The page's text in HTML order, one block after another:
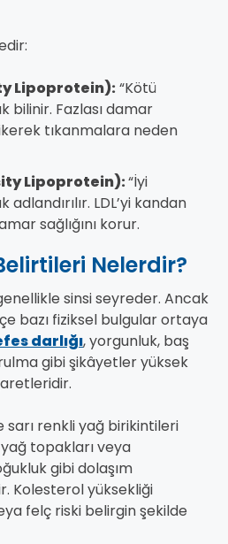
Lipoprotein):“Kötü
bilinir. Fazlası damar
tıkanmalara neden
Lipoprotein):“İyi
LDL’yi kandan
sağlığını korur.
Nelerdir?
sinsi seyreder. Ancak
bazı fiziksel bulgular ortaya
darlığı, yorgunluk, baş
gibi şikâyetler yüksek
sarı renkli yağ birikintileri
topakları veya
gibi dolaşım
Kolesterol yüksekliği
felç riski belirgin şekilde